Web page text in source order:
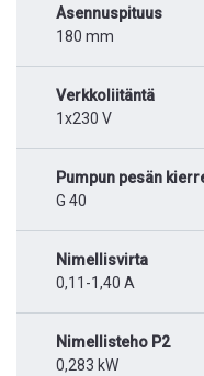
Asennuspituus
180 mm
Verkkoliitäntä
1x230 V
Pumpun pesän
G 40
Nimellisvirta
0,11-1,40 A
Nimellisteho P2
0,283 kW